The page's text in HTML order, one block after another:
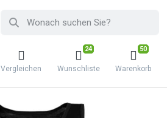
Vergleichen
24
Wunschliste
50
Warenkorb